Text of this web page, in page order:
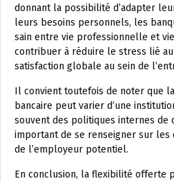
donnant la possibilité d’adapter
leurs besoins personnels, les
sain entre vie professionnelle et
contribuer à réduire le stress lié
satisfaction globale au sein de
Il convient toutefois de noter que
bancaire peut varier d’une
souvent des politiques internes de
important de se renseigner sur
de l’employeur potentiel.
En conclusion, la flexibilité offerte